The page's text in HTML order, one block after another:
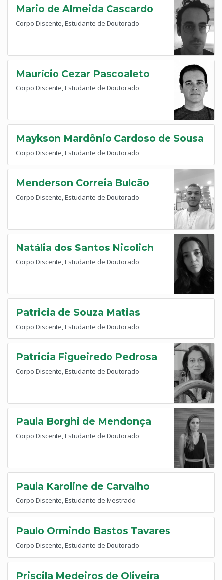
Mario de Almeida Cascardo
Corpo Discente, Estudante de Doutorado
Maurício Cezar Pascoaleto
Corpo Discente, Estudante de Doutorado
Maykson Mardônio Cardoso de Sousa
Corpo Discente, Estudante de Doutorado
Menderson Correia Bulcão
Corpo Discente, Estudante de Doutorado
Natália dos Santos Nicolich
Corpo Discente, Estudante de Doutorado
Patricia de Souza Matias
Corpo Discente, Estudante de Doutorado
Patricia Figueiredo Pedrosa
Corpo Discente, Estudante de Doutorado
Paula Borghi de Mendonça
Corpo Discente, Estudante de Doutorado
Paula Karoline de Carvalho
Corpo Discente, Estudante de Mestrado
Paulo Ormindo Bastos Tavares
Corpo Discente, Estudante de Doutorado
Priscila Medeiros de Oliveira